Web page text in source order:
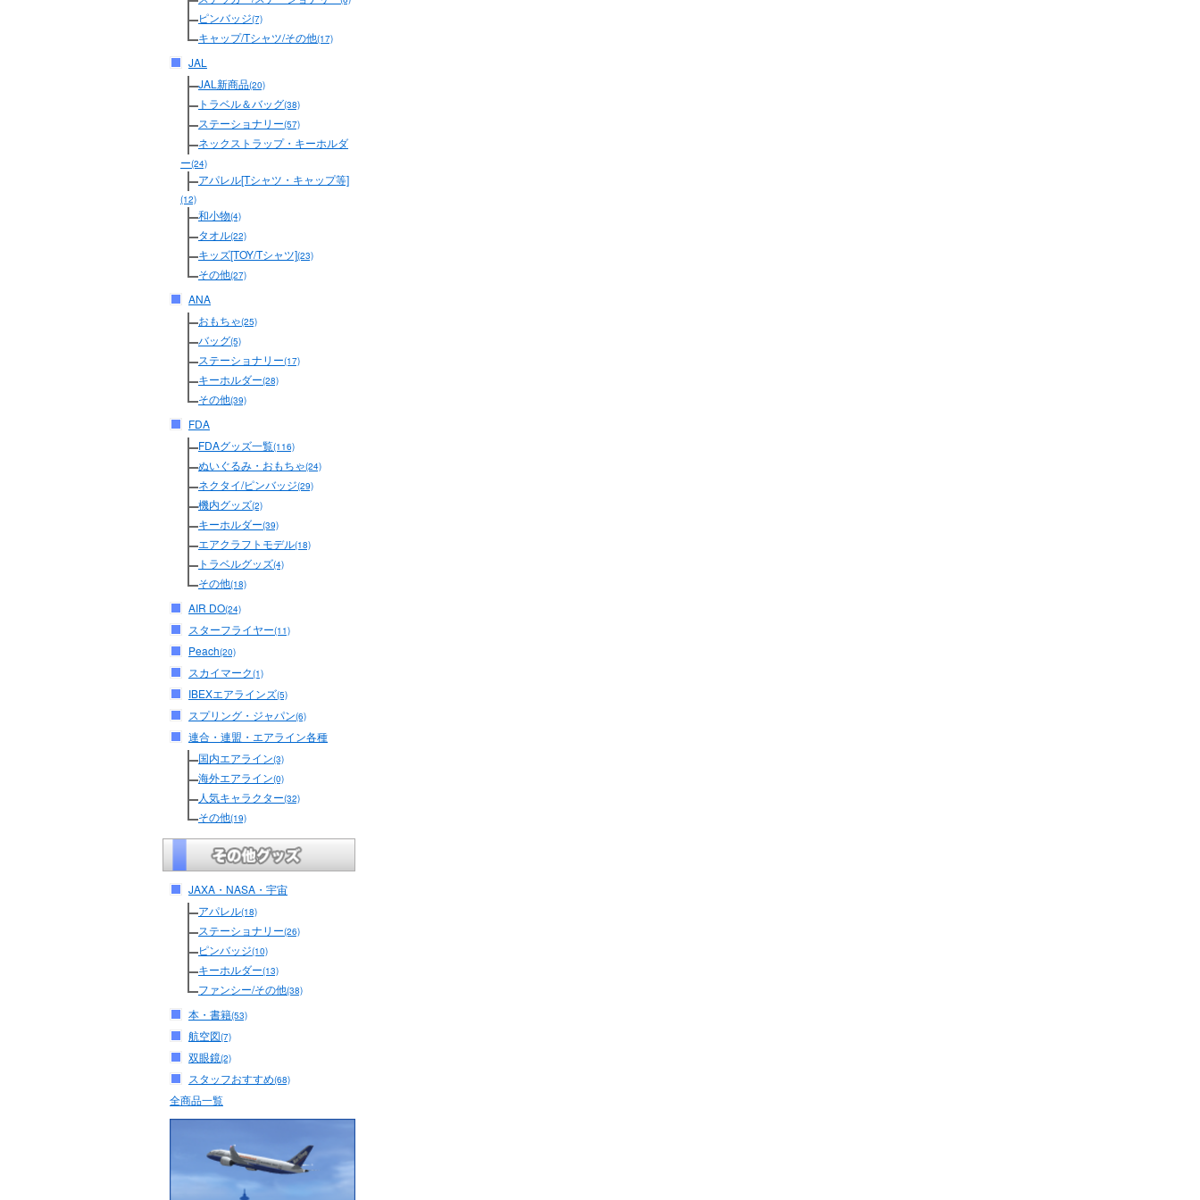
ピンバッジ(7)
キャップ/Tシャツ/その他(17)
JAL
JAL新商品(20)
トラベル＆バッグ(38)
ステーショナリー(57)
ネックストラップ・キーホルダ
ー(24)
アパレル[Tシャツ・キャップ等]
(12)
和小物(4)
タオル(22)
キッズ[TOY/Tシャツ](23)
その他(27)
ANA
おもちゃ(25)
バッグ(5)
ステーショナリー(17)
キーホルダー(28)
その他(39)
FDA
FDAグッズ一覧(116)
ぬいぐるみ・おもちゃ(24)
ネクタイ/ピンバッジ(29)
機内グッズ(2)
キーホルダー(39)
エアクラフトモデル(18)
トラベルグッズ(4)
その他(18)
AIR DO(24)
スターフライヤー(11)
Peach(20)
スカイマーク(1)
IBEXエアラインズ(5)
スプリング・ジャパン(6)
連合・連盟・エアライン各種
国内エアライン(3)
海外エアライン(0)
人気キャラクター(32)
その他(19)
JAXA・NASA・宇宙
アパレル(18)
ステーショナリー(26)
ピンバッジ(10)
キーホルダー(13)
ファンシー/その他(38)
本・書籍(53)
航空図(7)
双眼鏡(2)
スタッフおすすめ(68)
全商品一覧